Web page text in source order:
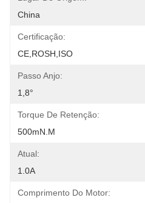
China
Certificação:
CE,ROSH,ISO
Passo Anjo:
1,8°
Torque De Retenção:
500mN.m
Atual:
1.0A
Comprimento Do Motor: